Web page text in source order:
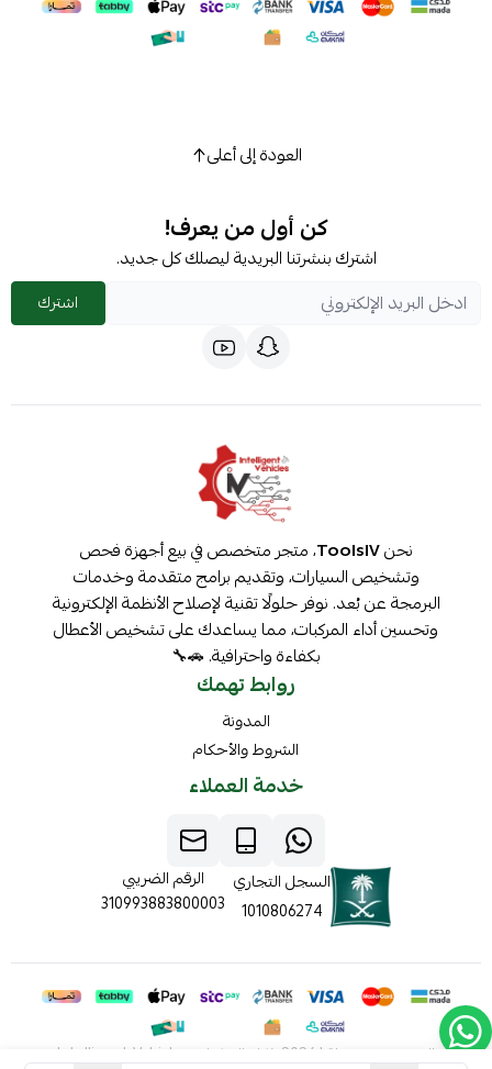
اسحب و افلت الملف هنا
استعراض
العودة إلى أعلى
كن أول من يعرف!
اشترك بنشرتنا البريدية ليصلك كل جديد.
اشترك
نحنToolsIV، متجر متخصص في بيع أجهزة فحص
وتشخيص السيارات، وتقديم برامج متقدمة وخدمات
البرمجة عن بُعد. نوفر حلولًا تقنية لإصلاح الأنظمة الإلكترونية
وتحسين أداء المركبات، مما يساعدك على تشخيص الأعطال
بكفاءة واحترافية. 🚗🔧
روابط تهمك
المدونة
الشروط والأحكام
خدمة العملاء
السجل التجاري
1010806274
الرقم الضريبي
310993883800003
الحقوق محفوظة | 2026 ذكاء المركبات Intelligent Vehicles